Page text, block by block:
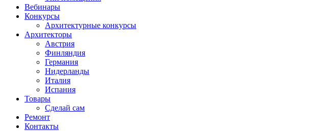
Вебинары
Конкурсы
Архитектурные конкурсы
Архитекторы
Австрия
Финляндия
Германия
Нидерланды
Италия
Испания
Товары
Сделай сам
Ремонт
Контакты